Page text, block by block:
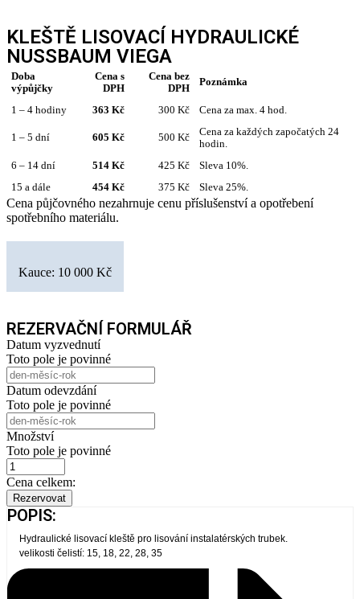
KLEŠTĚ LISOVACÍ HYDRAULICKÉ
NUSSBAUM VIEGA
Doba
výpůjčky
Cena s
DPH
Cena bez
DPH
Poznámka
1 – 4 hodiny 363 Kč 300 Kč Cena za max. 4 hod.
1 – 5 dní 605 Kč 500 Kč
Cena za každých započatých 24
hodin.
6 – 14 dní
514 Kč 425 Kč
Sleva 10%.
15 a dále
454 Kč 375 Kč Sleva 25%.
Cena půjčovného nezahrnuje cenu příslušenství a opotřebení
spotřebního materiálu.
Kauce: 10 000 Kč
REZERVAČNÍ FORMULÁŘ
Datum vyzvednutí
Toto pole je povinné
Datum odevzdání
Toto pole je povinné
Množství
Toto pole je povinné
Cena celkem:
Rezervovat
POPIS:
Hydraulické lisovací kleště pro lisování instalatérských trubek.
velikosti čelistí: 15, 18, 22, 28, 35